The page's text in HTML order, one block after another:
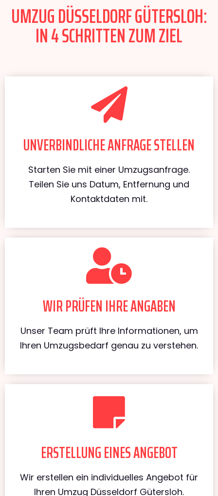
UMZUG DÜSSELDORF GÜTERSLOH:
IN 4 SCHRITTEN ZUM ZIEL
UNVERBINDLICHE ANFRAGE STELLEN
Starten Sie mit einer Umzugsanfrage.
Teilen Sie uns Datum, Entfernung und
Kontaktdaten mit.
WIR PRÜFEN IHRE ANGABEN
Unser Team prüft Ihre Informationen, um
Ihren Umzugsbedarf genau zu verstehen.
ERSTELLUNG EINES ANGEBOT
Wir erstellen ein individuelles Angebot für
Ihren Umzug Düsseldorf Gütersloh.